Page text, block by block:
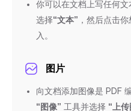
你可以在文档上写任何
选择“文本” ，然后点击
入。
图片
向文档添加图像是 PDF
“图像” 工具并选择 “上